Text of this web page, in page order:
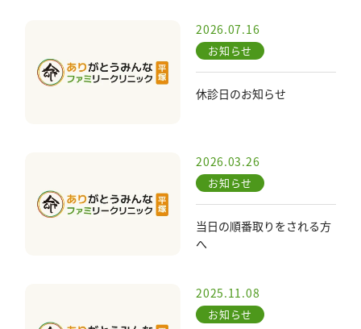
2026.07.16
お知らせ
休診日のお知らせ
2026.03.26
お知らせ
当日の順番取りをされる方
へ
2025.11.08
お知らせ